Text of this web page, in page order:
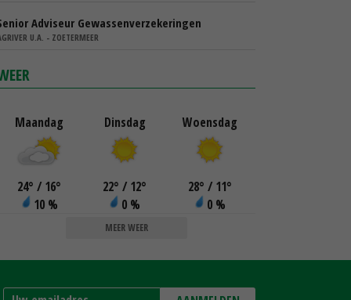
Adviseur Gewassenverzekeringen
U.A. - ZOETERMEER
Maandag
24° / 16°
10 %
Dinsdag
22° / 12°
0 %
Woensdag
28° / 11°
0 %
MEER WEER